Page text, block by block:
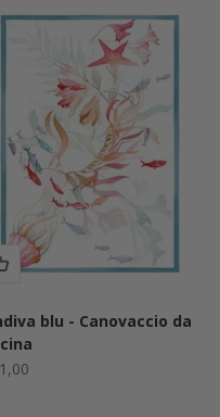
blu - Canovaccio da
scontato